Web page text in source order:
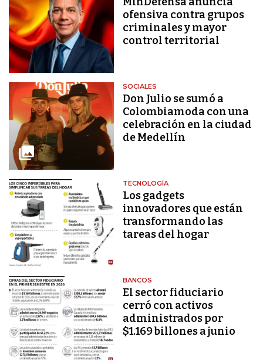
ofensiva contra grupos
criminales y mayor
control territorial
SOCIALES
Don Julio se sumó a
Colombiamoda con una
celebración en la ciudad
de Medellín
TECNOLOGÍA
Los gadgets
innovadores que están
transformando las
tareas del hogar
BANCOS
El sector fiduciario
cerró con activos
administrados por
$1.169 billones a junio